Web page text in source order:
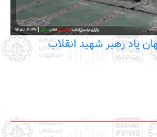
یاد رهبر شهید انقلاب